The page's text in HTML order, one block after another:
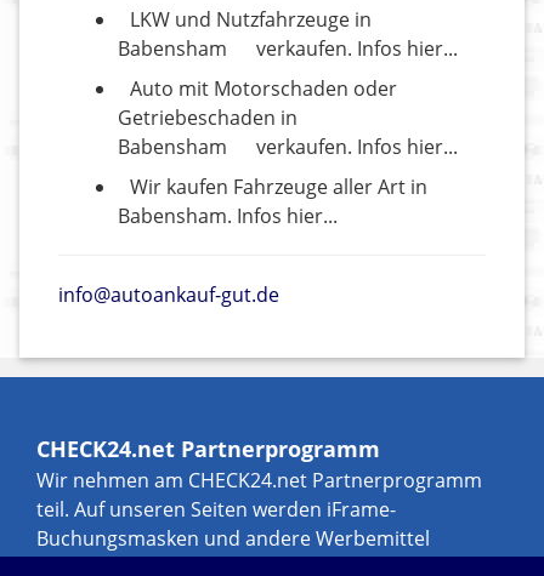
LKW und Nutzfahrzeuge in
Babensham
verkaufen. Infos hier...
Auto mit Motorschaden oder
Getriebeschaden in
Babensham
verkaufen. Infos hier...
Wir kaufen Fahrzeuge aller Art in
Babensham. Infos hier...
info@autoankauf-gut.de
CHECK24.net Partnerprogramm
Wir nehmen am CHECK24.net Partnerprogramm
teil. Auf unseren Seiten werden iFrame-
Buchungsmasken und andere Werbemittel